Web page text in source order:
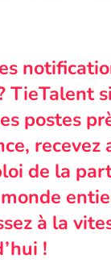
TieTalent
postes
de la
à la
!